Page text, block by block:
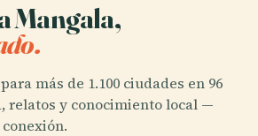
Mangala,
más de 1.100 ciudades en 96
relatos y conocimiento local —